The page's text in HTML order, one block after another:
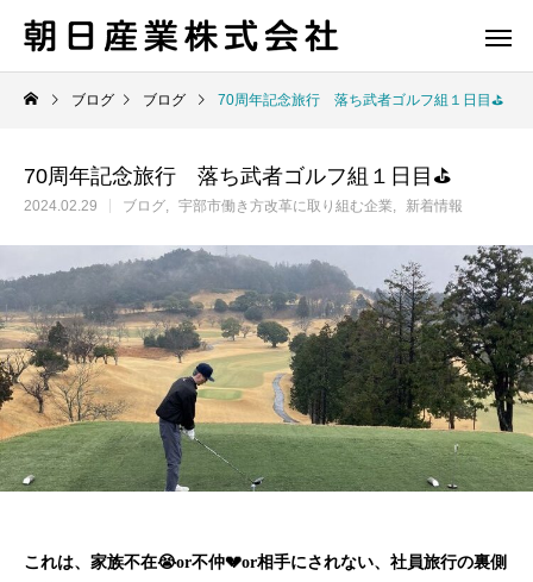
ブログ ブログ 70周年記念旅行 落ち武者ゴルフ組１日目⛳
70周年記念旅行 落ち武者ゴルフ組１日目⛳
2024.02.29 ブログ 宇部市働き方改革に取り組む企業 新着情報
これは、家族不在😭or不仲💔or相手にされない、社員旅行の裏側